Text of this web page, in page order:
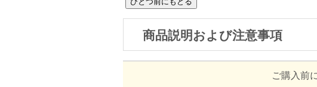
商品説明および注意事項
ご購入前